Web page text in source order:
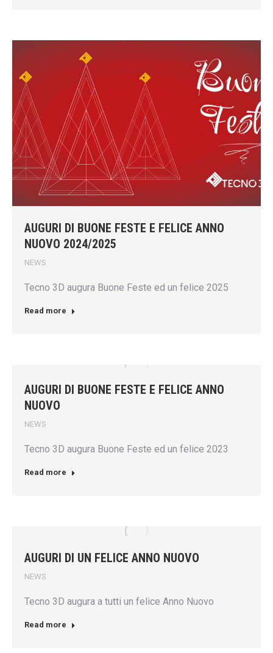
AUGURI DI BUONE FESTE E FELICE ANNO
NUOVO 2024/2025
NEWS
Tecno 3D augura Buone Feste ed un felice 2025
Read more
AUGURI DI BUONE FESTE E FELICE ANNO
NUOVO
NEWS
Tecno 3D augura Buone Feste ed un felice 2023
Read more
AUGURI DI UN FELICE ANNO NUOVO
NEWS
Tecno 3D augura a tutti un felice Anno Nuovo
Read more